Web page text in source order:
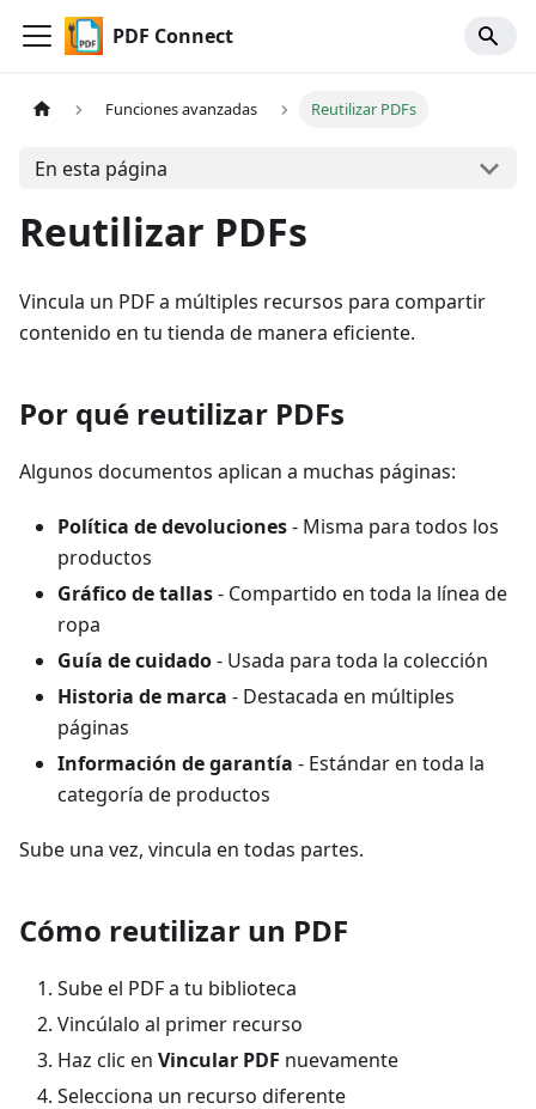
PDF Connect
Funciones avanzadas Reutilizar PDFs
En esta página
Reutilizar PDFs
Vincula un PDF a múltiples recursos para compartir
contenido en tu tienda de manera eficiente.
Por qué reutilizar PDFs
Algunos documentos aplican a muchas páginas:
Política de devoluciones- Misma para todos los
productos
Gráfico de tallas- Compartido en toda la línea de
ropa
Guía de cuidado- Usada para toda la colección
Historia de marca - Destacada en múltiples
páginas
Información de garantía - Estándar en toda la
categoría de productos
Sube una vez, vincula en todas partes.
Cómo reutilizar un PDF
Sube el PDF a tu biblioteca
Vincúlalo al primer recurso
Haz clic en Vincular PDF nuevamente
Selecciona un recurso diferente